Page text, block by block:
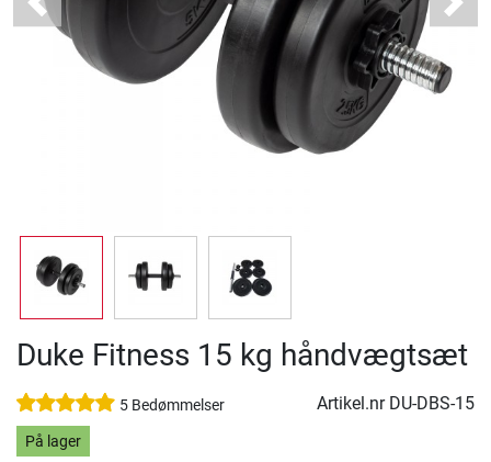
Previous Next
Duke Fitness 15 kg håndvægtsæt
5 Bedømmelser Artikel.nr DU-DBS-15
På lager